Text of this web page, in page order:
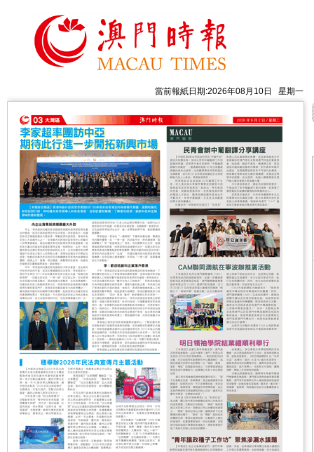
當前報紙日期:2026年08月10日 星期一